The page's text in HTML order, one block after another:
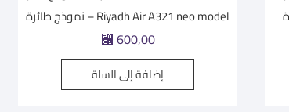
Riyadh Air A321 neo model – نموذج طائرة
⃁600,00
إضافة إلى السلة